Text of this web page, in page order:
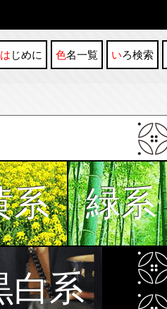
はじめに 色名一覧 いろ検索
系 緑系
白系